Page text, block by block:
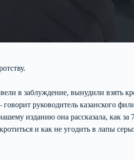
в заблуждение, вынудили взять
руководитель казанского
изданию она рассказала, как за
и как не угодить в лапы